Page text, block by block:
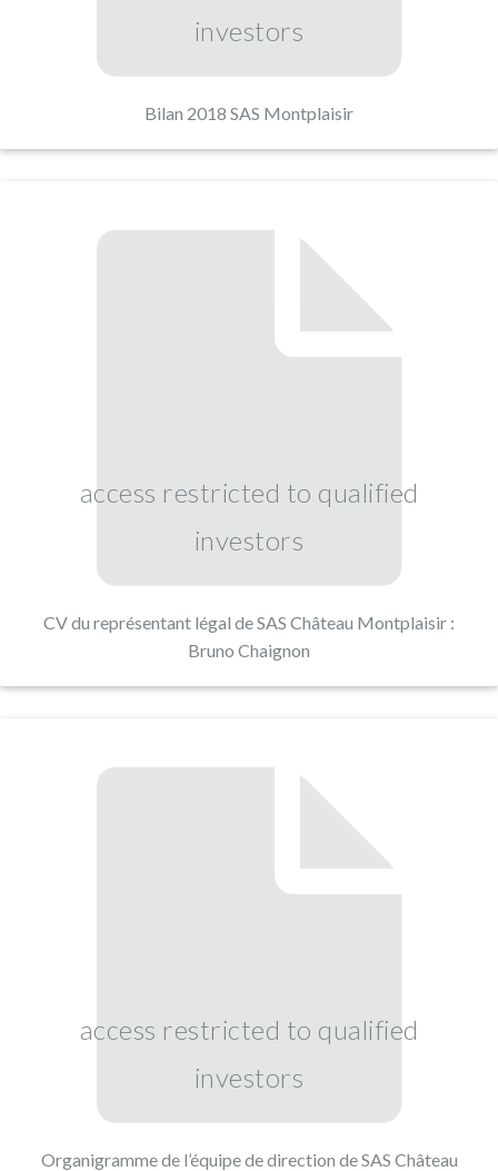
investors
Bilan 2018 SAS Montplaisir
access restricted to qualified
investors
CV du représentant légal de SAS Château Montplaisir :
Bruno Chaignon
access restricted to qualified
investors
Organigramme de l’équipe de direction de SAS Château